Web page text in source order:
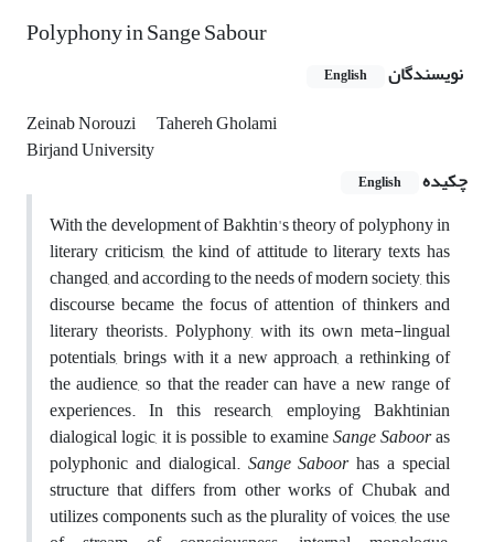
Polyphony in Sange Sabour
نویسندگان English
Zeinab Norouzi
Tahereh Gholami
Birjand University
چکیده
English
With the development of Bakhtin's theory of polyphony in
literary criticism, the kind of attitude to literary texts has
changed, and according to the needs of modern society, this
discourse became the focus of attention of thinkers and
literary theorists. Polyphony, with its own meta-lingual
potentials, brings with it a new approach, a rethinking of
the audience, so that the reader can have a new range of
experiences. In this research, employing Bakhtinian
dialogical logic, it is possible to examineSange Sabooras
polyphonic and dialogical. Sange Saboorhas a special
structure that differs from other works of Chubak and
utilizes components such as the plurality of voices, the use